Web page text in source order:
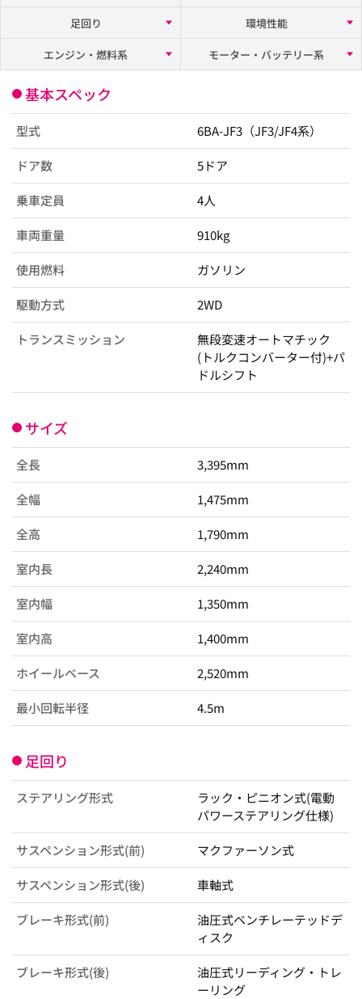
足回り
環境性能
エンジン・燃料系
モーター・バッテリー系
基本スペック
型式 6BA-JF3（JF3/JF4系）
ドア数 5ドア
乗車定員 4人
車両重量 910kg
使用燃料 ガソリン
駆動方式 2WD
トランスミッション
無段変速オートマチック
(トルクコンバーター付)+パ
ドルシフト
サイズ
全長 3,395mm
全幅 1,475mm
全高 1,790mm
室内長 2,240mm
室内幅 1,350mm
室内高 1,400mm
ホイールベース 2,520mm
最小回転半径 4.5m
足回り
ステアリング形式
ラック・ピニオン式(電動
パワーステアリング仕様)
サスペンション形式(前) マクファーソン式
サスペンション形式(後) 車軸式
ブレーキ形式(前)
油圧式ベンチレーテッドデ
ィスク
ブレーキ形式(後)
油圧式リーディング・トレ
ーリング